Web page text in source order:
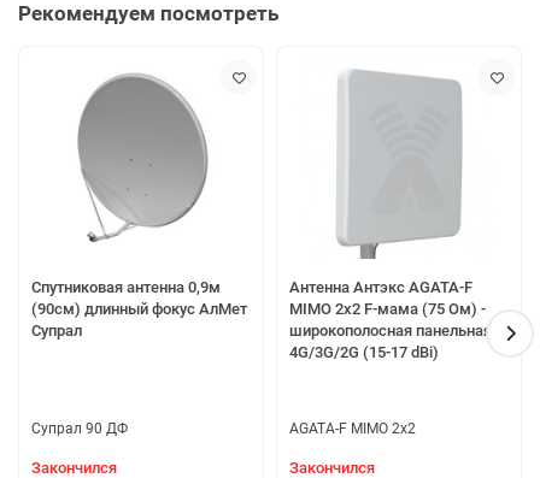
Рекомендуем посмотреть
Спутниковая антенна 0,9м
(90см) длинный фокус АлМет
Супрал
Супрал 90 ДФ
Закончился
Антенна Антэкс AGATA-F
MIMO 2x2 F-мама (75 Ом) -
широкополосная панельная
4G/3G/2G (15-17 dBi)
AGATA-F MIMO 2x2
Закончился